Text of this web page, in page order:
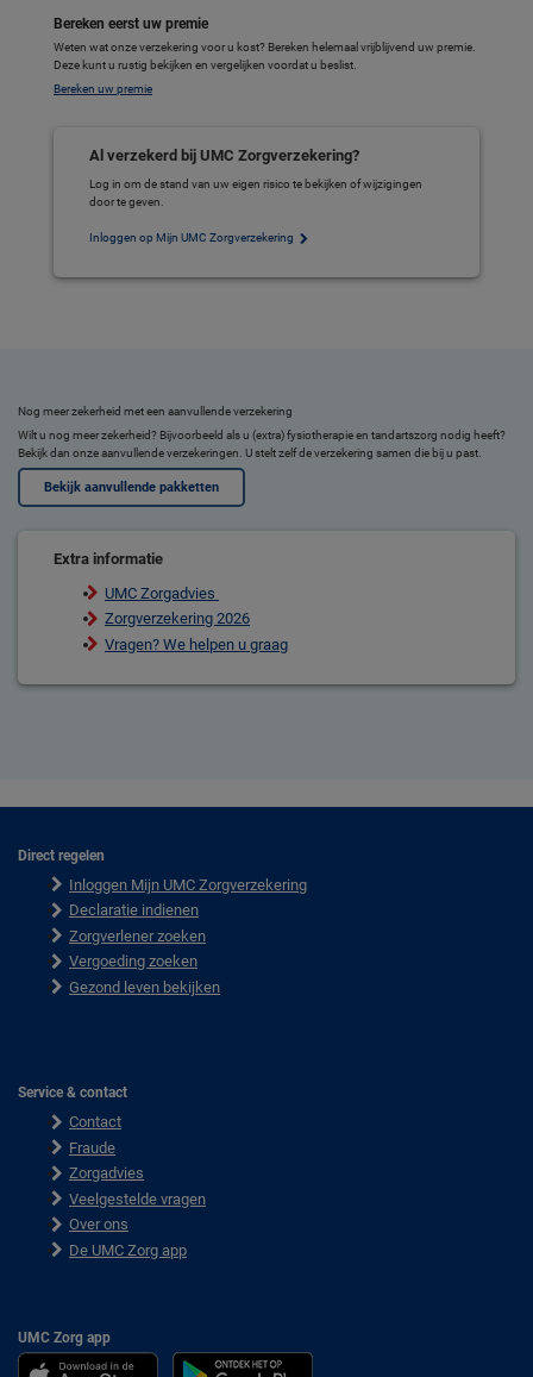
Bereken eerst uw premie
Weten wat onze verzekering voor u kost? Bereken helemaal vrijblijvend uw premie.
Deze kunt u rustig bekijken en vergelijken voordat u beslist.
Bereken uw premie
Al verzekerd bij UMC Zorgverzekering?
Log in om de stand van uw eigen risico te bekijken of wijzigingen
door te geven.
Inloggen op Mijn UMC Zorgverzekering
Nog meer zekerheid met een aanvullende verzekering
Wilt u nog meer zekerheid? Bijvoorbeeld als u (extra) fysiotherapie en tandartszorg nodig heeft?
Bekijk dan onze aanvullende verzekeringen. U stelt zelf de verzekering samen die bij u past.
Bekijk aanvullende pakketten
Extra informatie
UMC Zorgadvies
Zorgverzekering 2026
Vragen? We helpen u graag
Direct regelen
Inloggen Mijn UMC Zorgverzekering
Declaratie indienen
Zorgverlener zoeken
Vergoeding zoeken
Gezond leven bekijken
Service & contact
Contact
Fraude
Zorgadvies
Veelgestelde vragen
Over ons
De UMC Zorg app
UMC Zorg app